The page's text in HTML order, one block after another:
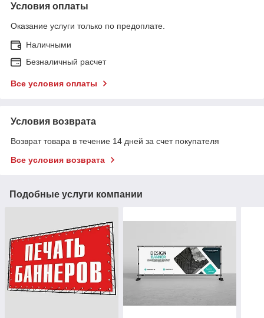
Условия оплаты
Оказание услуги только по предоплате.
Наличными
Безналичный расчет
Все условия оплаты
Условия возврата
Возврат товара в течение 14 дней за счет покупателя
Все условия возврата
Подобные услуги компании